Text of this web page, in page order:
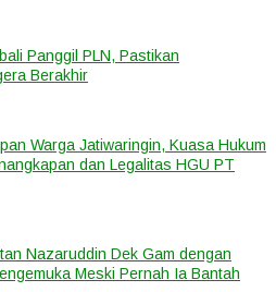
Panggil PLN, Pastikan
Berakhir
Warga Jatiwaringin, Kuasa Hukum
dan Legalitas HGU PT
Nazaruddin Dek Gam dengan
Meski Pernah Ia Bantah